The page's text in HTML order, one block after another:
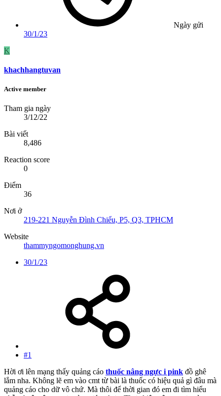
Ngày gửi
30/1/23
K
khachhangtuvan
Active member
Tham gia ngày
3/12/22
Bài viết
8,486
Reaction score
0
Điểm
36
Nơi ở
219-221 Nguyễn Đình Chiểu, P5, Q3, TPHCM
Website
thammyngomonghung.vn
30/1/23
#1
Hời ơi lên mạng thấy quảng cáo thuốc nâng ngực i pink đồ ghê
lắm nha. Không lẽ em vào cmt từ bài là thuốc có hiệu quả gì đâu mà
quảng cáo cho dữ vô chứ. Mà thôi để thời gian đó em đi tìm hiểu